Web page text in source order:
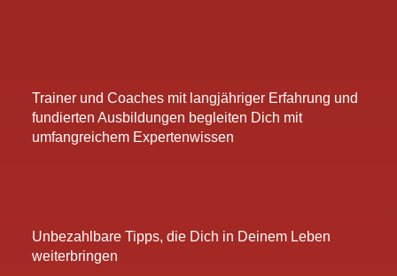
Trainer und Coaches mit langjähriger Erfahrung und
fundierten Ausbildungen begleiten Dich mit
umfangreichem Expertenwissen
Unbezahlbare Tipps, die Dich in Deinem Leben
weiterbringen